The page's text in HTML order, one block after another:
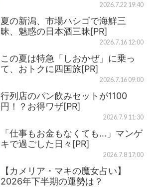
2026.7.22 19:40
夏の新潟、市場ハシゴで海鮮三
昧、魅惑の日本酒三昧[PR]
2026.7.16 12:00
この夏は特急「しおかぜ」に乗っ
て、おトクに四国旅[PR]
2026.7.16 09:00
行列店のパン飲みセットが1100
円！？お得ワザ[PR]
2026.7.9 11:30
「仕事もお金もなくても…」マンゲ
キで過ごした日々[PR]
2026.7.8 17:00
【カメリア・マキの魔女占い】
2026年下半期の運勢は？